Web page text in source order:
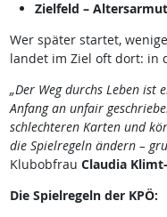
Zielfeld – Altersarmut
Wer später startet,
landet im Ziel oft dort: in
„Der Weg durchs Leben ist
Anfang an unfair
schlechteren Karten und
die Spielregeln ändern –
Klubobfrau Claudia
Die Spielregeln der KPÖ: